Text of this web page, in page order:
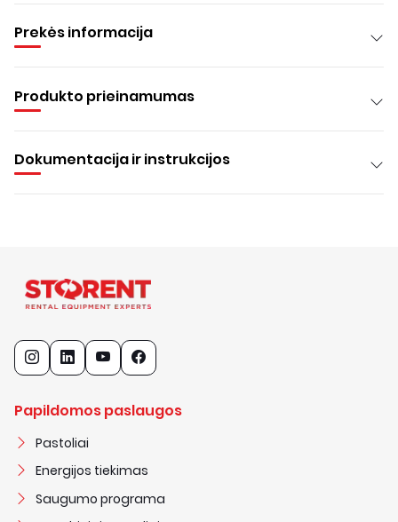
Prekės informacija
Produkto prieinamumas
Dokumentacija ir instrukcijos
Papildomos paslaugos
Pastoliai
Energijos tiekimas
Saugumo programa